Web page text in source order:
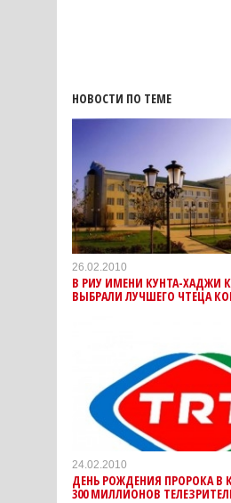
НОВОСТИ ПО ТЕМЕ
26.02.2010
В РИУ ИМЕНИ КУНТА-ХАДЖИ
ВЫБРАЛИ ЛУЧШЕГО ЧТЕЦА
24.02.2010
ДЕНЬ РОЖДЕНИЯ ПРОРОКА В
300 МИЛЛИОНОВ